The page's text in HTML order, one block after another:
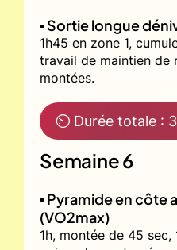
▪️ Sortie longue
1h45 en zone 1,
travail de maintien de
montées.
⏲ Durée totale :
Semaine 6
▪️ Pyramide en côte
(VO2max)
1h, montée de 45 sec,